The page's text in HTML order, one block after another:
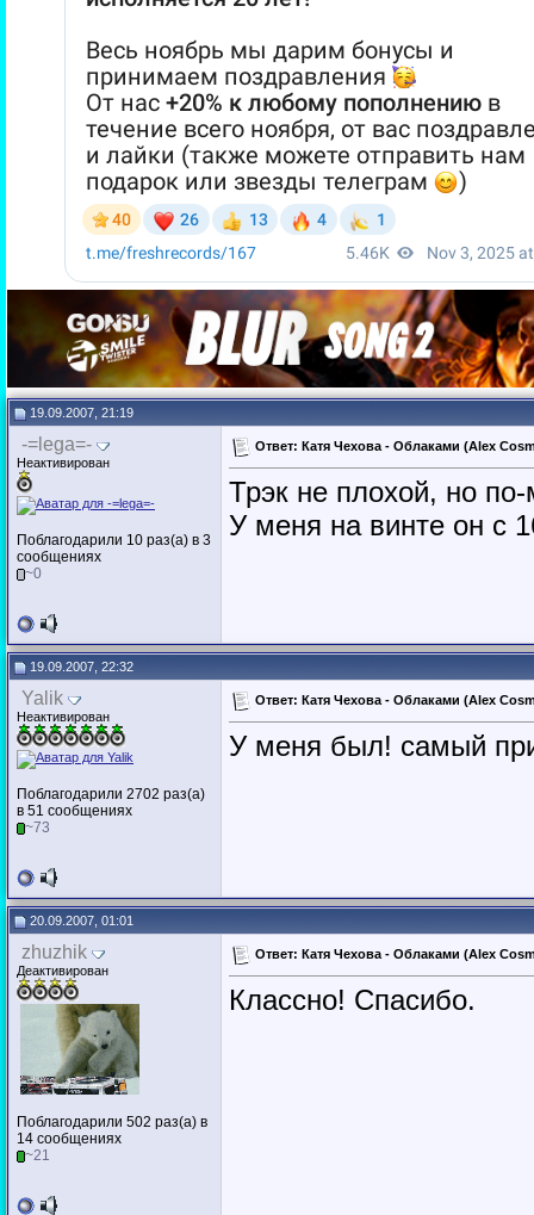
19.09.2007, 21:19
-=lega=-
Неактивирован
Поблагодарили 10 раз(а) в 3
сообщениях
~0
Ответ: Катя Чехова - Облаками (Alex
Трэк не плохой, но
У меня на винте он с
19.09.2007, 22:32
Yalik
Неактивирован
Поблагодарили 2702 раз(а)
в 51 сообщениях
~73
Ответ: Катя Чехова - Облаками (Alex
У меня был! самый
20.09.2007, 01:01
zhuzhik
Деактивирован
Поблагодарили 502 раз(а) в
14 сообщениях
~21
Ответ: Катя Чехова - Облаками (Alex
Классно! Спасибо.